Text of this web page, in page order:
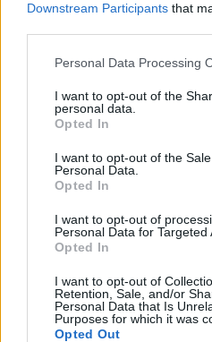
Downstream Participants that
Personal Data Processing
I want to opt-out of the
personal data.
Opted In
I want to opt-out of the
Personal Data.
Opted In
I want to opt-out of
Personal Data for Targeted
Opted In
I want to opt-out of
Retention, Sale, and/or
Personal Data that Is
Purposes for which it was
Opted Out
drąsa gniaužia kvapą
Sostinėje surengtas šunų
Žinios | Augintinis
Kūnu prabėgs šiurpuliukai:
sunkų šuolį į vandenį
Žinios | Sportas
Svaiginantys šuoliai žemyn
čempionate